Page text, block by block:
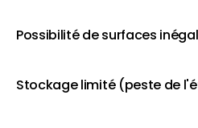
Possibilité de surfaces
Stockage limité (peste de